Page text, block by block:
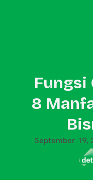
Fungsi
8
September 19,